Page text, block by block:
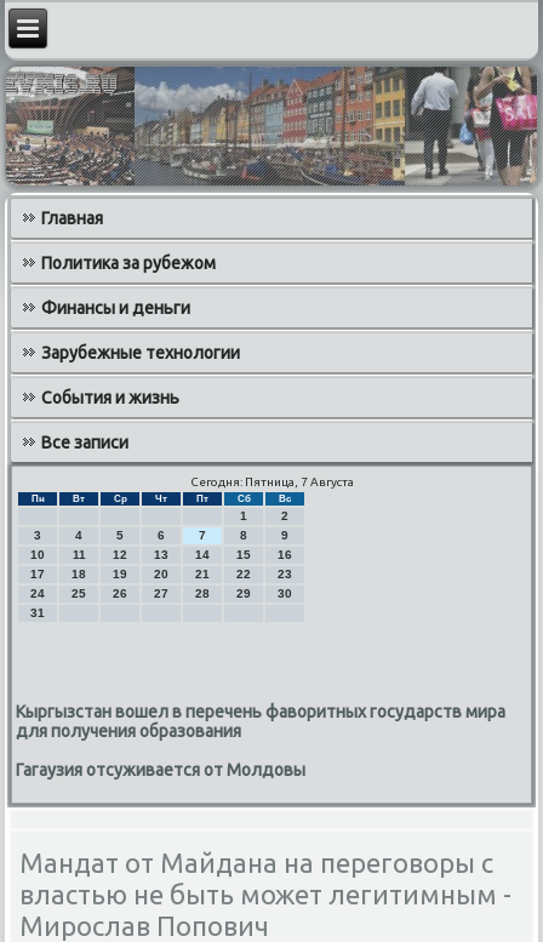
Главная
Политика за рубежом
Финансы и деньги
Зарубежные технологии
События и жизнь
Все записи
Сегодня: Пятница, 7 Августа
Пн Вт Ср Чт Пт Сб Вс
1
2
3
4 5 6 7 8
9
10
11 12 13 14 15
16
17
18 19 20 21 22
23
24
25 26 27 28 29
30
31
Кыргызстан вошел в перечень фаворитных государств мира
для получения образования
Гагаузия отсуживается от Молдовы
Мандат от Майдана на переговоры с
властью не быть может легитимным -
Мирослав Попович